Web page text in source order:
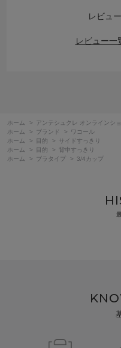
レビュ
レビュー一
ホーム > アンテシュクレ オンラインシ
ホーム
> ブランド >
ワコール
ホーム
> 目的 >
サイドすっきり
ホーム
> 目的 >
背中すっきり
ホーム
> ブラタイプ > 3/4カップ